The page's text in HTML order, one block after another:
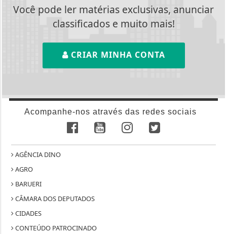
Você pode ler matérias exclusivas, anunciar
classificados e muito mais!
CRIAR MINHA CONTA
Acompanhe-nos através das redes sociais
AGÊNCIA DINO
AGRO
BARUERI
CÂMARA DOS DEPUTADOS
CIDADES
CONTEÚDO PATROCINADO